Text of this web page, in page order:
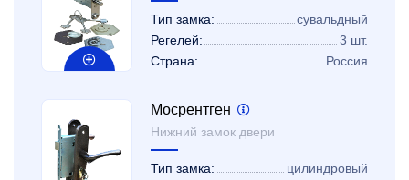
Тип замка:
сувальдный
Регелей:
3 шт.
Страна:
Россия
Мосрентген
Нижний замок двери
Тип замка:
цилиндровый